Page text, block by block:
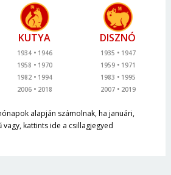
KUTYA
1934
1946
1958
1970
1982
1994
2006
2018
DISZNÓ
1935
1947
1959
1971
1983
1995
2007
2019
alapján számolnak, ha januári,
kattints ide a csillagjegyed